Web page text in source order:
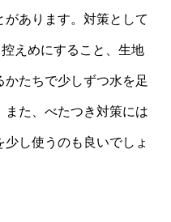
あります。対策として
えめにすること、生地
たちで少しずつ水を足
また、べたつき対策には
し使うのも良いでしょ